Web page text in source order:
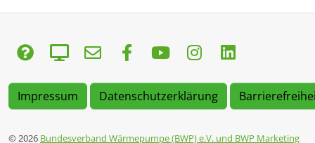
Impressum Datenschutzerklärung
© 2026 Bundesverband Wärmepumpe (BWP) e.V. und BWP Marketing